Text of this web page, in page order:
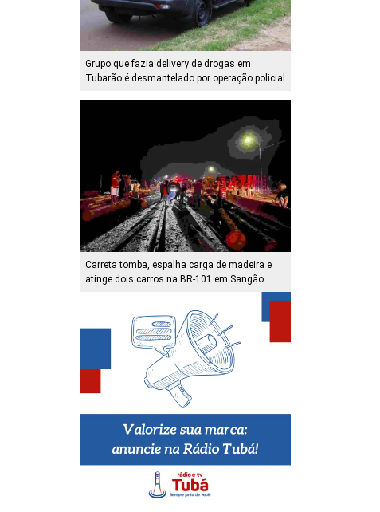
Grupo que fazia delivery de drogas em
Tubarão é desmantelado por operação policial
Carreta tomba, espalha carga de madeira e
atinge dois carros na BR-101 em Sangão